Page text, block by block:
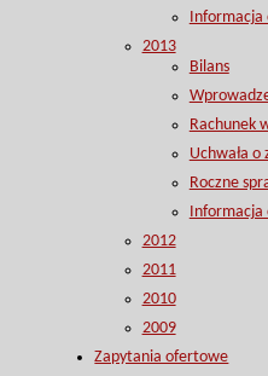
Informacja
2013
Bilans
Rachunek
Uchwała
Roczne
Informacja
2012
2011
2010
2009
Zapytania ofertowe